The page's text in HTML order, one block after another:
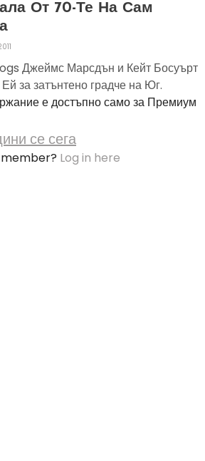
От 70-Те На Сам
Джеймс Марсдън и Кейт Босуърт
за затънтено градче на Юг.
е достъпно само за Премиум
се сега
Log in here